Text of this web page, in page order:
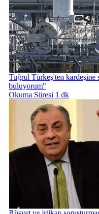
Tuğrul Türkeş'ten kardeşine
buluyorum"
Okuma Süresi 1 dk